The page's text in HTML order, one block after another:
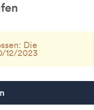
Die
12/2023